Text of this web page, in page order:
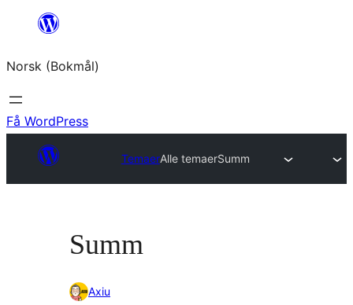
Hopp
innhold
Norsk (Bokmål)
Få WordPress
TemaerAlle temaerSumm
Summ
Axiu